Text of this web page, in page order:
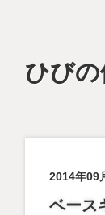
ひび
2014年09
ベース